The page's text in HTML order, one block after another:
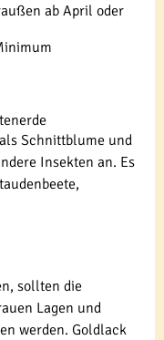
ab April oder
Schnittblume und
Insekten an. Es
sollten die
Lagen und
werden. Goldlack